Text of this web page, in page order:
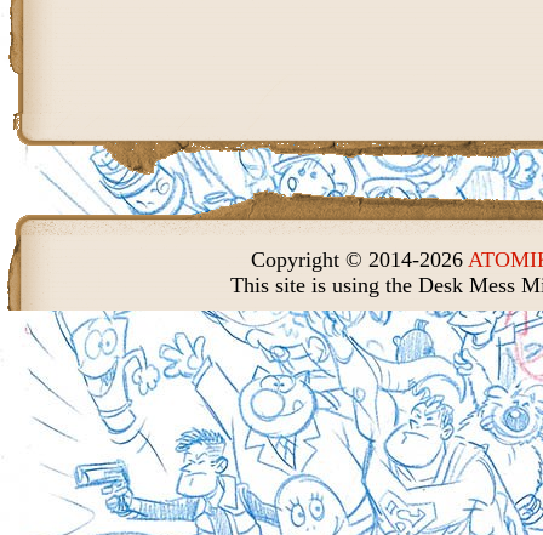
Copyright © 2014-2026
This site is using the Desk Mess